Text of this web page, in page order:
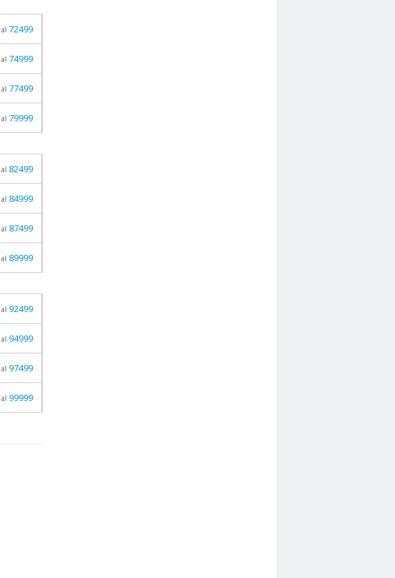
al 72499
al 74999
al 77499
al 79999
al 82499
al 84999
al 87499
al 89999
al 92499
al 94999
al 97499
al 99999